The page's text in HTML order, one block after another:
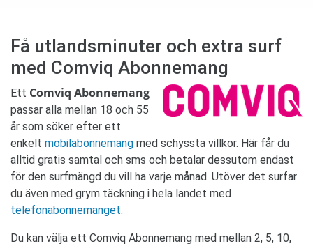
Få utlandsminuter och extra surf
med Comviq Abonnemang
Ett Comviq Abonnemang
passar alla mellan 18 och 55
år som söker efter ett
enkelt mobilabonnemang med schyssta villkor. Här får du
alltid gratis samtal och sms och betalar dessutom endast
för den surfmängd du vill ha varje månad. Utöver det surfar
du även med grym täckning i hela landet med
telefonabonnemanget.
Du kan välja ett Comviq Abonnemang med mellan 2, 5, 10,